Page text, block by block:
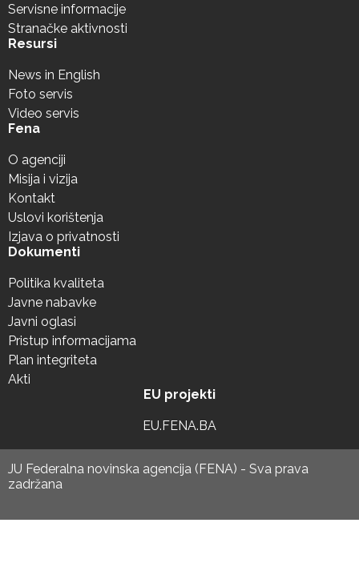
Servisne informacije
Stranačke aktivnosti
Resursi
News in English
Foto servis
Video servis
Fena
O agenciji
Misija i vizija
Kontakt
Uslovi korištenja
Izjava o privatnosti
Dokumenti
Politika kvaliteta
Javne nabavke
Javni oglasi
Pristup informacijama
Plan integriteta
Akti
EU projekti
EU.FENA.BA
JU Federalna novinska agencija (FENA) - Sva prava
zadržana